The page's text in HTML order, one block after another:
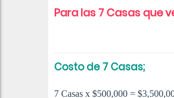
Para las 7 Casas que
Costo de 7 Casas;
7 Casas x $500,000 =